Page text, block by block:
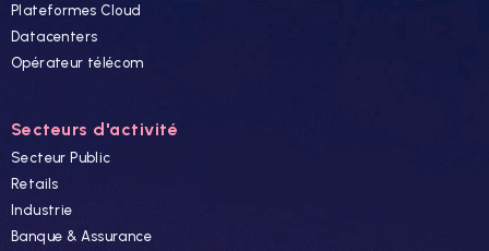
Plateformes Cloud
Datacenters
Opérateur télécom
Secteurs d'activité
Secteur Public
Retails
Industrie
Banque & Assurance